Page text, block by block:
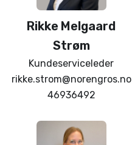
Rikke Melgaard
Strøm
Kundeserviceleder
rikke.strom@norengros.no
46936492